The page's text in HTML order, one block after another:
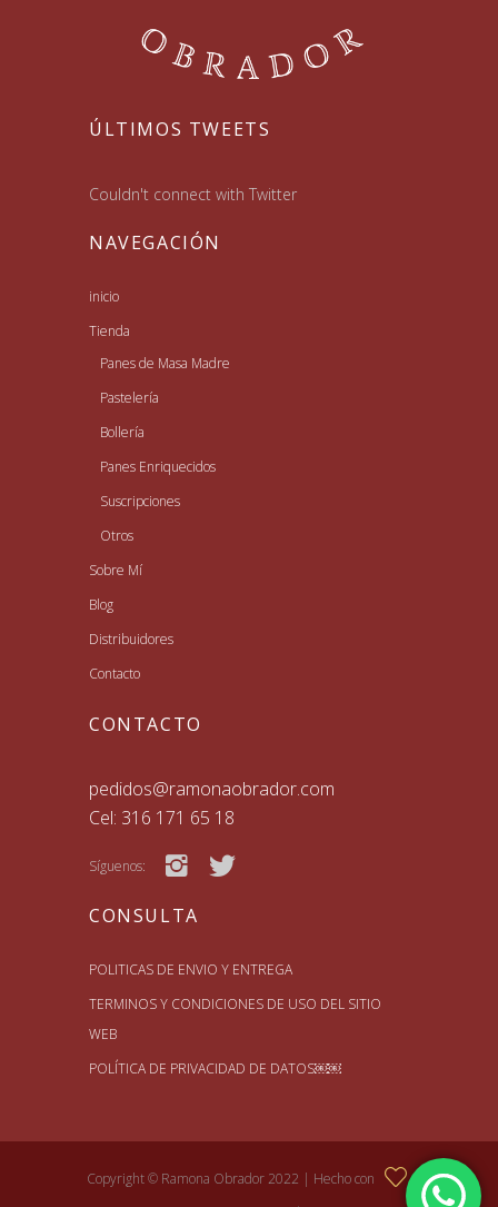
ÚLTIMOS TWEETS
Couldn't connect with Twitter
NAVEGACIÓN
inicio
Tienda
Panes de Masa Madre
Pastelería
Bollería
Panes Enriquecidos
Suscripciones
Otros
Sobre Mí
Blog
Distribuidores
Contacto
CONTACTO
pedidos@ramonaobrador.com
Cel: 316 171 65 18
Síguenos:
CONSULTA
POLITICAS DE ENVIO Y ENTREGA
TERMINOS Y CONDICIONES DE USO DEL SITIO
WEB
POLÍTICA DE PRIVACIDAD DE DATOS￼￼
Copyright © Ramona Obrador 2022 | Hecho con